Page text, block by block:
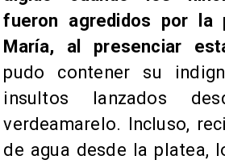
fueron agredidos por la
María, al presenciar
pudo contener su
insultos lanzados
verdeamarelo. Incluso,
de agua desde la platea,